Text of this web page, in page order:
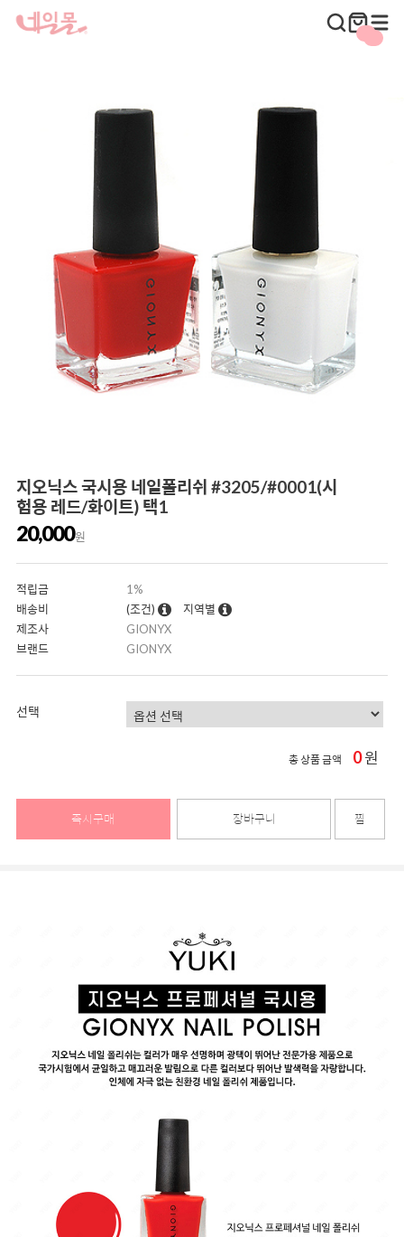
지오닉스 국시용 네일폴리쉬 #3205/#0001(시
험용 레드/화이트) 택1
20,000원
적립금
1%
배송비
(조건)
지역별
제조사
GIONYX
브랜드
GIONYX
선택
총 상품 금액 0원
즉시구매 장바구니 찜